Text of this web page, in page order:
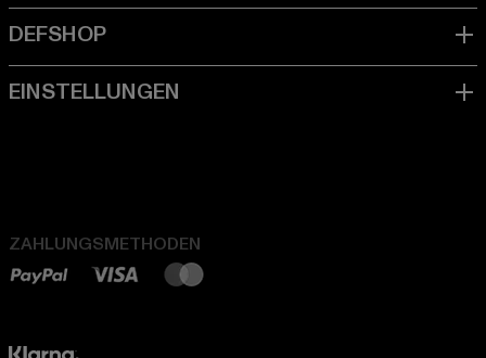
ZAHLUNGSMETHODEN